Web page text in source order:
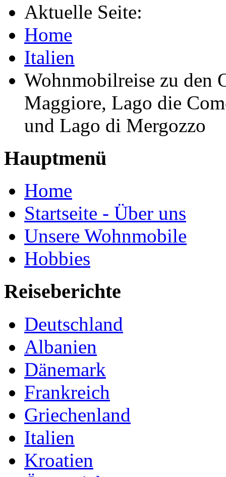
Aktuelle Seite:
Home
Italien
Wohnmobilreise zu den
Maggiore, Lago die
und Lago di Mergozzo
Hauptmenü
Home
Startseite - Über uns
Unsere Wohnmobile
Hobbies
Reiseberichte
Deutschland
Albanien
Dänemark
Frankreich
Griechenland
Italien
Kroatien